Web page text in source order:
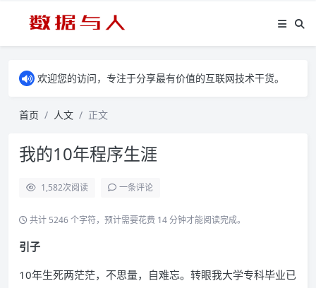
欢迎您的访问，专注于分享最有价值的互联网技术干货。
首页 人文 正文
我的10年程序生涯
1,582次阅读 一条评论
共计 5246 个字符，预计需要花费 14 分钟才能阅读完成。
引子
10年生死两茫茫，不思量，自难忘。转眼我大学专科毕业已